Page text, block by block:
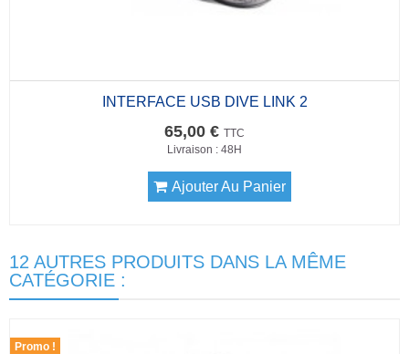
INTERFACE USB DIVE LINK 2
65,00 € TTC
Livraison : 48H
Ajouter Au Panier
12 AUTRES PRODUITS DANS LA MÊME
CATÉGORIE :
Promo !